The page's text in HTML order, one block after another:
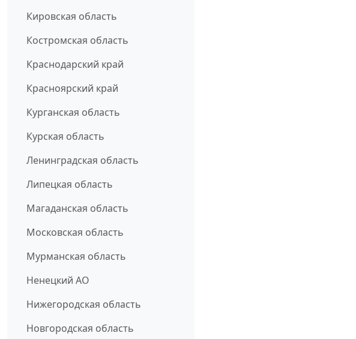
Кировская область
Костромская область
Краснодарский край
Красноярский край
Курганская область
Курская область
Ленинградская область
Липецкая область
Магаданская область
Московская область
Мурманская область
Ненецкий АО
Нижегородская область
Новгородская область